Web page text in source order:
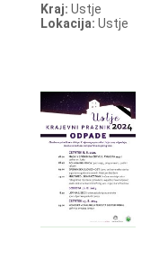
Kraj: Ustje
Lokacija: Ustje